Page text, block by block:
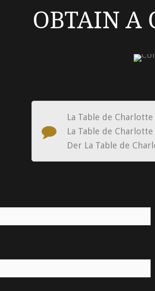
OBTAIN A
La Table de Charlotte
La Table de
Der La Table de